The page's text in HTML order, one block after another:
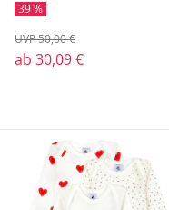
39 %
ab 30,09 €
UVP 50,00 €